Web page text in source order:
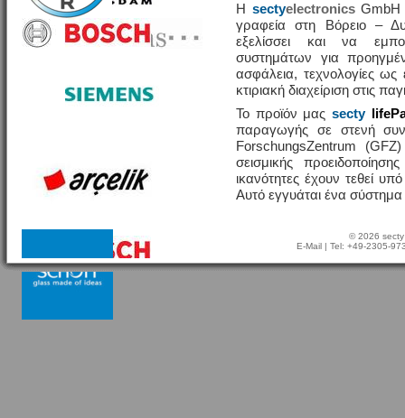
Η sectyelectronicsGmbH
γραφεία στη Βόρειο –
εξελίσσει και να
συστημάτων για
ασφάλεια, τεχνολογίες
κτιριακή διαχείριση στις
Το προϊόν μας secty
παραγωγής σε στενή
ForschungsZentrum
σεισμικής
ικανότητες έχουν τεθεί
Αυτό εγγυάται ένα
© 2026
E-Mail | Tel: +49-2305-